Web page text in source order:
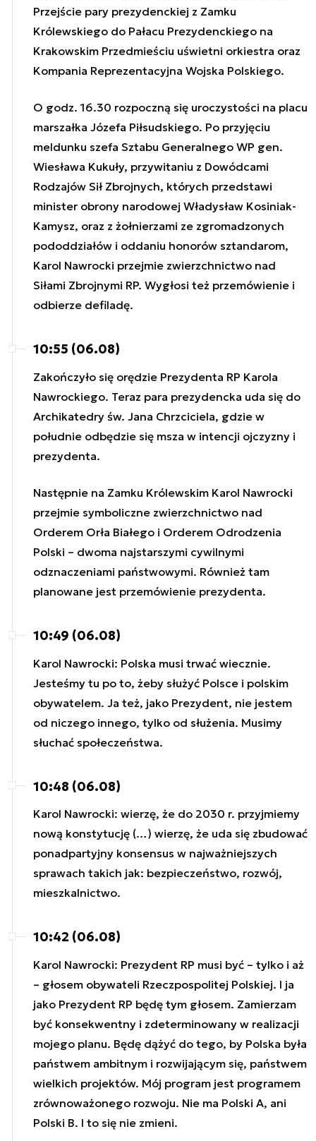
Przejście pary prezydenckiej z Zamku
Królewskiego do Pałacu Prezydenckiego na
Krakowskim Przedmieściu uświetni orkiestra oraz
Kompania Reprezentacyjna Wojska Polskiego.
O godz. 16.30 rozpoczną się uroczystości na placu
marszałka Józefa Piłsudskiego. Po przyjęciu
meldunku szefa Sztabu Generalnego WP gen.
Wiesława Kukuły, przywitaniu z Dowódcami
Rodzajów Sił Zbrojnych, których przedstawi
minister obrony narodowej Władysław Kosiniak-
Kamysz, oraz z żołnierzami ze zgromadzonych
pododdziałów i oddaniu honorów sztandarom,
Karol Nawrocki przejmie zwierzchnictwo nad
Siłami Zbrojnymi RP. Wygłosi też przemówienie i
odbierze defiladę.
10:55 (06.08)
Zakończyło się orędzie Prezydenta RP Karola
Nawrockiego. Teraz para prezydencka uda się do
Archikatedry św. Jana Chrzciciela, gdzie w
południe odbędzie się msza w intencji ojczyzny i
prezydenta.
Następnie na Zamku Królewskim Karol Nawrocki
przejmie symboliczne zwierzchnictwo nad
Orderem Orła Białego i Orderem Odrodzenia
Polski – dwoma najstarszymi cywilnymi
odznaczeniami państwowymi. Również tam
planowane jest przemówienie prezydenta.
10:49 (06.08)
Karol Nawrocki: Polska musi trwać wiecznie.
Jesteśmy tu po to, żeby służyć Polsce i polskim
obywatelem. Ja też, jako Prezydent, nie jestem
od niczego innego, tylko od służenia. Musimy
słuchać społeczeństwa.
10:48 (06.08)
Karol Nawrocki: wierzę, że do 2030 r. przyjmiemy
nową konstytucję (…) wierzę, że uda się zbudować
ponadpartyjny konsensus w najważniejszych
sprawach takich jak: bezpieczeństwo, rozwój,
mieszkalnictwo.
10:42 (06.08)
Karol Nawrocki: Prezydent RP musi być – tylko i aż
– głosem obywateli Rzeczpospolitej Polskiej. I ja
jako Prezydent RP będę tym głosem. Zamierzam
być konsekwentny i zdeterminowany w realizacji
mojego planu. Będę dążyć do tego, by Polska była
państwem ambitnym i rozwijającym się, państwem
wielkich projektów. Mój program jest programem
zrównoważonego rozwoju. Nie ma Polski A, ani
Polski B. I to się nie zmieni.